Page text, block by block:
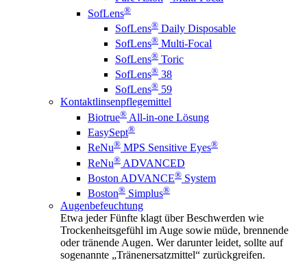
SofLens®
SofLens® Daily Disposable
SofLens® Multi-Focal
SofLens® Toric
SofLens® 38
SofLens® 59
Kontaktlinsenpflegemittel
Biotrue® All-in-one Lösung
EasySept®
ReNu® MPS Sensitive Eyes®
ReNu® ADVANCED
Boston ADVANCE® System
Boston® Simplus®
Augenbefeuchtung
Etwa jeder Fünfte klagt über Beschwerden wie
Trockenheitsgefühl im Auge sowie müde, brennende
oder tränende Augen. Wer darunter leidet, sollte auf
sogenannte „Tränenersatzmittel“ zurückgreifen.